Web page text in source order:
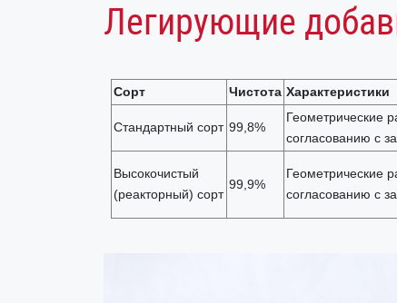
Легирующие
Сорт Чистота Характеристики
Стандартный сорт 99,8%
Геометрические
согласованию с
Высокочистый
(реакторный) сорт
99,9%
Геометрические
согласованию с